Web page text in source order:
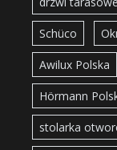
Schüco
Awilux Polska
Hörmann
stolarka